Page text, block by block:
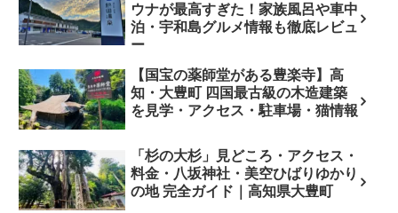
ウナが最高すぎた！家族風呂や車中
泊・宇和島グルメ情報も徹底レビュ
ー
【国宝の薬師堂がある豊楽寺】高
知・大豊町 四国最古級の木造建築
を見学・アクセス・駐車場・猫情報
「杉の大杉」見どころ・アクセス・
料金・八坂神社・美空ひばりゆかり
の地 完全ガイド｜高知県大豊町